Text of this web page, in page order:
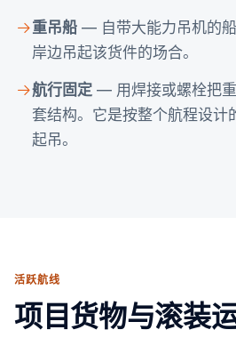
重吊船 — 自带大能力吊机的
岸边吊起该货件的场合。
航行固定 — 用焊接或螺栓把
套结构。它是按整个航程设计
起吊。
活跃航线
项目货物与滚装